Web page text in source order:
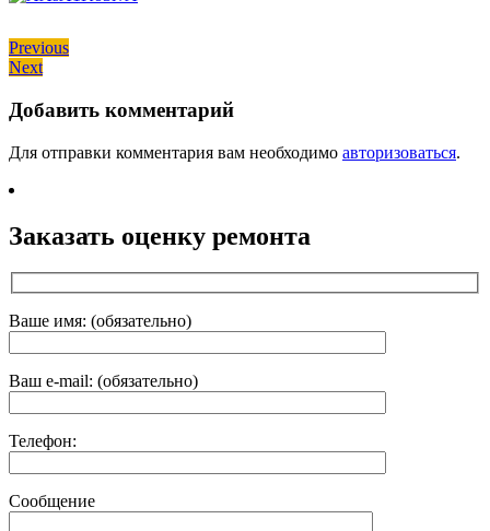
Навигация
по
записям
PreviousPrevious
NextNext
Добавить комментарий
Для отправки комментария вам необходимо авторизоваться.
Заказать оценку ремонта
Ваше имя: (обязательно)
Ваш e-mail: (обязательно)
Телефон:
Сообщение